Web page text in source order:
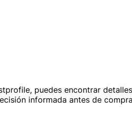
puedes encontrar
informada antes de